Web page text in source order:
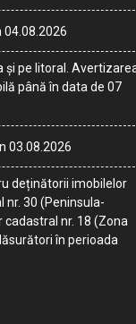
04.08.2026
și pe litoral.
până în data de 07
03.08.2026
deținătorii imobilelor
nr. 30 (Peninsula-
nr. 18 (Zona
în perioada